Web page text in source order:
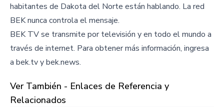
habitantes de Dakota del Norte están hablando. La red
BEK nunca controla el mensaje.
BEK TV se transmite por televisión y en todo el mundo a
través de internet. Para obtener más información, ingresa
a bek.tv y bek.news.
Ver También - Enlaces de Referencia y
Relacionados